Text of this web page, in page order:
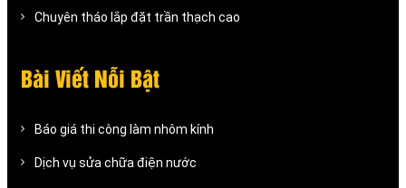
Chuyên tháo lắp đặt trần thạch cao
Bài Viết Nỗi Bật
Báo giá thi công làm nhôm kính
Dịch vụ sửa chữa điện nước